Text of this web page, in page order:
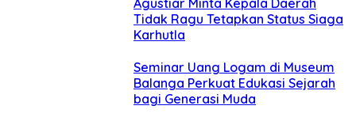
Tidak Ragu Tetapkan Status Siaga
Karhutla
Seminar Uang Logam di Museum
Balanga Perkuat Edukasi Sejarah
bagi Generasi Muda